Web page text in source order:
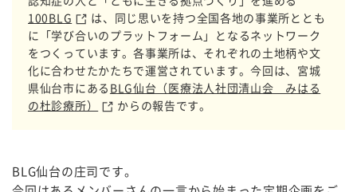
100BLG
は、同じ思いを持つ全国各地の事業所ととも
に「学び合いのプラットフォーム」となるネットワーク
をつくっています。各事業所は、それぞれの土地柄や文
化に合わせたかたちで運営されています。今回は、宮城
県仙台市にある BLG仙台（医療法人社団清山会 みはる
の杜診療所）
からの報告です。
BLG仙台の庄司です。